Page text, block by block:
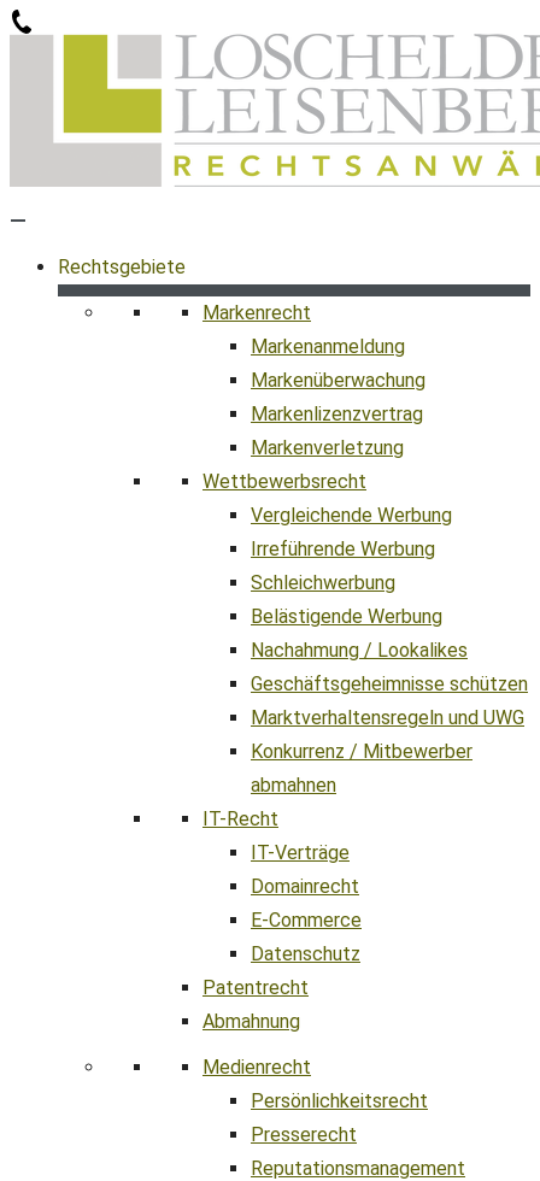
Zum
Rechtsgebiete
Markenrecht
Markenanmeldung
Markenüberwachung
Markenlizenzvertrag
Markenverletzung
Wettbewerbsrecht
Vergleichende Werbung
Irreführende Werbung
Schleichwerbung
Belästigende Werbung
Nachahmung / Lookalikes
Geschäftsgeheimnisse schützen
Marktverhaltensregeln und UWG
Konkurrenz / Mitbewerber
abmahnen
IT-Recht
IT-Verträge
Domainrecht
E-Commerce
Datenschutz
Patentrecht
Abmahnung
Medienrecht
Persönlichkeitsrecht
Presserecht
Reputationsmanagement